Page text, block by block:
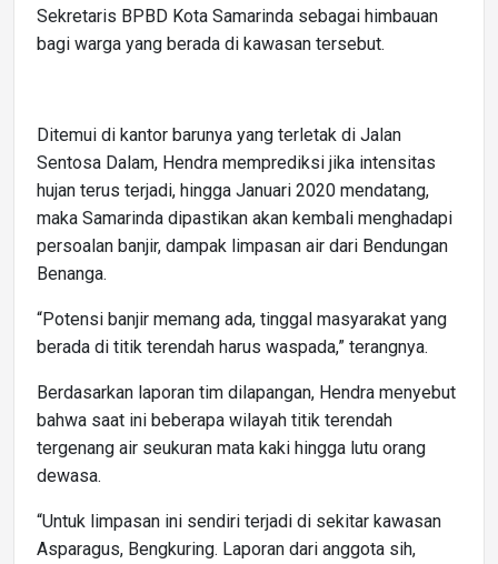
Sekretaris BPBD Kota Samarinda sebagai himbauan
bagi warga yang berada di kawasan tersebut.
Ditemui di kantor barunya yang terletak di Jalan
Sentosa Dalam, Hendra memprediksi jika intensitas
hujan terus terjadi, hingga Januari 2020 mendatang,
maka Samarinda dipastikan akan kembali menghadapi
persoalan banjir, dampak limpasan air dari Bendungan
Benanga.
“Potensi banjir memang ada, tinggal masyarakat yang
berada di titik terendah harus waspada,” terangnya.
Berdasarkan laporan tim dilapangan, Hendra menyebut
bahwa saat ini beberapa wilayah titik terendah
tergenang air seukuran mata kaki hingga lutu orang
dewasa.
“Untuk limpasan ini sendiri terjadi di sekitar kawasan
Asparagus, Bengkuring. Laporan dari anggota sih,